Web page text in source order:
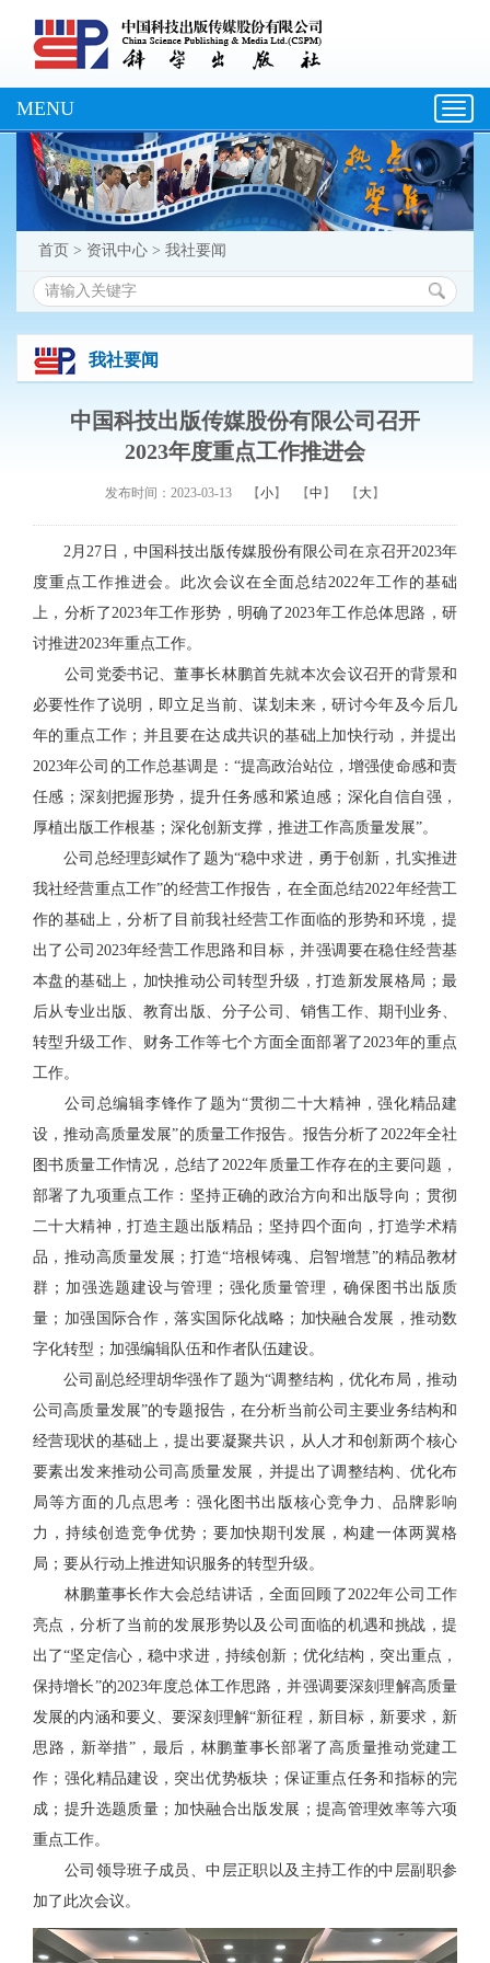
MENU
首页 > 资讯中心 > 我社要闻
我社要闻
中国科技出版传媒股份有限公司召开
2023年度重点工作推进会
发布时间：2023-03-13 【小】 【中】 【大】
2月27日，中国科技出版传媒股份有限公司在京召开2023年
度重点工作推进会。此次会议在全面总结2022年工作的基础
上，分析了2023年工作形势，明确了2023年工作总体思路，研
讨推进2023年重点工作。
公司党委书记、董事长林鹏首先就本次会议召开的背景和
必要性作了说明，即立足当前、谋划未来，研讨今年及今后几
年的重点工作；并且要在达成共识的基础上加快行动，并提出
2023年公司的工作总基调是：“提高政治站位，增强使命感和责
任感；深刻把握形势，提升任务感和紧迫感；深化自信自强，
厚植出版工作根基；深化创新支撑，推进工作高质量发展”。
公司总经理彭斌作了题为“稳中求进，勇于创新，扎实推进
我社经营重点工作”的经营工作报告，在全面总结2022年经营工
作的基础上，分析了目前我社经营工作面临的形势和环境，提
出了公司2023年经营工作思路和目标，并强调要在稳住经营基
本盘的基础上，加快推动公司转型升级，打造新发展格局；最
后从专业出版、教育出版、分子公司、销售工作、期刊业务、
转型升级工作、财务工作等七个方面全面部署了2023年的重点
工作。
公司总编辑李锋作了题为“贯彻二十大精神，强化精品建
设，推动高质量发展”的质量工作报告。报告分析了2022年全社
图书质量工作情况，总结了2022年质量工作存在的主要问题，
部署了九项重点工作：坚持正确的政治方向和出版导向；贯彻
二十大精神，打造主题出版精品；坚持四个面向，打造学术精
品，推动高质量发展；打造“培根铸魂、启智增慧”的精品教材
群；加强选题建设与管理；强化质量管理，确保图书出版质
量；加强国际合作，落实国际化战略；加快融合发展，推动数
字化转型；加强编辑队伍和作者队伍建设。
公司副总经理胡华强作了题为“调整结构，优化布局，推动
公司高质量发展”的专题报告，在分析当前公司主要业务结构和
经营现状的基础上，提出要凝聚共识，从人才和创新两个核心
要素出发来推动公司高质量发展，并提出了调整结构、优化布
局等方面的几点思考：强化图书出版核心竞争力、品牌影响
力，持续创造竞争优势；要加快期刊发展，构建一体两翼格
局；要从行动上推进知识服务的转型升级。
林鹏董事长作大会总结讲话，全面回顾了2022年公司工作
亮点，分析了当前的发展形势以及公司面临的机遇和挑战，提
出了“坚定信心，稳中求进，持续创新；优化结构，突出重点，
保持增长”的2023年度总体工作思路，并强调要深刻理解高质量
发展的内涵和要义、要深刻理解“新征程，新目标，新要求，新
思路，新举措”，最后，林鹏董事长部署了高质量推动党建工
作；强化精品建设，突出优势板块；保证重点任务和指标的完
成；提升选题质量；加快融合出版发展；提高管理效率等六项
重点工作。
公司领导班子成员、中层正职以及主持工作的中层副职参
加了此次会议。